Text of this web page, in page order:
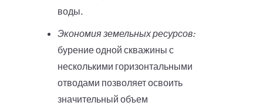
воды.
Экономия земельных ресурсов:
бурение одной скважины с
несколькими горизонтальными
отводами позволяет освоить
значительный объем